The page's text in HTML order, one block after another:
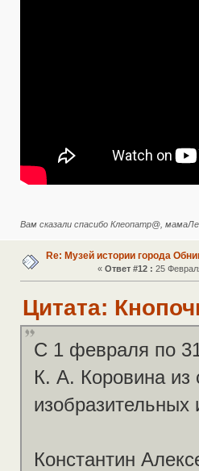
Вам сказали спасибо Клеопатр@,
Re: Музей истории города
« Ответ #12 : 25
Цитата:
С 1 февраля по
К. А. Коровина из
изобразительных
Константин